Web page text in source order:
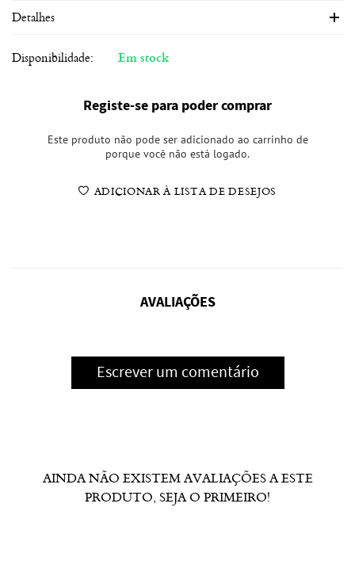
Detalhes
Disponibilidade: Em stock
Registe-se para poder comprar
Este produto não pode ser adicionado ao carrinho de
porque você não está logado.
ADICIONAR À LISTA DE DESEJOS
AVALIAÇÕES
Escrever um comentário
AINDA NÃO EXISTEM AVALIAÇÕES A ESTE
PRODUTO, SEJA O PRIMEIRO!